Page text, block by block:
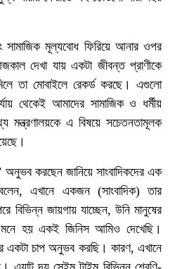
মূল্যবোধ ফিরিয়ে আনার ওপর
দেখা যায় একটা জীবন্ত প্রাণীকে
তা মোবাইলে রেকর্ড করছে। এগুলো
থেকেই আমাদের সামাজিক ও ধর্মীয়
মন্ত্রণালয়কে এ বিষয়ে সচেতনতামূলক
অনুভব করছেন জানিয়ে সাংবাদিকদের এক
এখানে একজন (সাংবাদিক) তার
বিভিন্ন জায়গায় যাচ্ছেন, উনি মানুষের
হয় একই জিনিস আমিও দেখেছি।
একটা চাপ অনুভব করছি। কারণ, এখানে